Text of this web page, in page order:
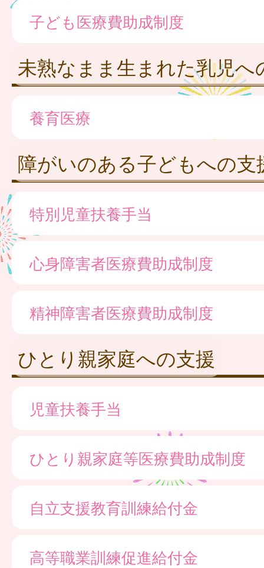
子ども医療費助成制度
未熟なまま生まれた乳児へ
養育医療
障がいのある子どもへの支
特別児童扶養手当
心身障害者医療費助成制度
精神障害者医療費助成制度
ひとり親家庭への支援
児童扶養手当
ひとり親家庭等医療費助成制度
自立支援教育訓練給付金
高等職業訓練促進給付金